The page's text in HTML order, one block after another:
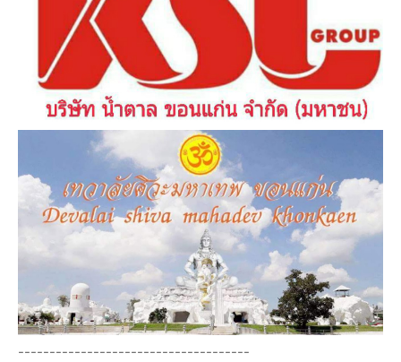
-------------------------------------